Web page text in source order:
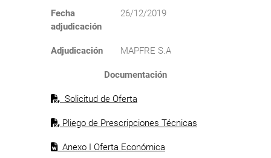
Fecha
adjudicación
26/12/2019
Adjudicación MAPFRE S.A
Documentación
Solicitud de Oferta
Pliego de Prescripciones Técnicas
Anexo I Oferta Económica